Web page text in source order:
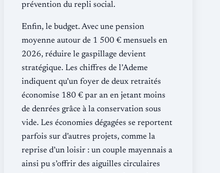
prévention du repli social.
Enfin, le budget. Avec une pension
moyenne autour de 1 500 € mensuels en
2026, réduire le gaspillage devient
stratégique. Les chiffres de l’Ademe
indiquent qu’un foyer de deux retraités
économise 180 € par an en jetant moins
de denrées grâce à la conservation sous
vide. Les économies dégagées se reportent
parfois sur d’autres projets, comme la
reprise d’un loisir : un couple mayennais a
ainsi pu s’offrir des aiguilles circulaires